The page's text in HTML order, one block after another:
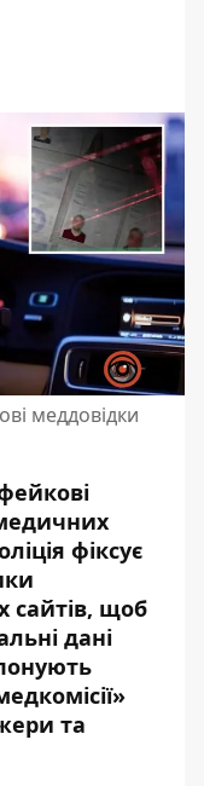
меддовідки
фіксує
сайтів, щоб
дані
та